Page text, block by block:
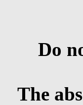
Do
The